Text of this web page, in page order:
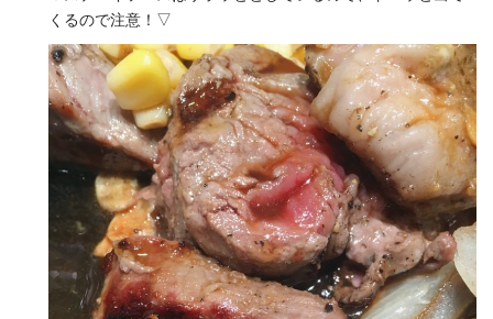
くるので注意！▽